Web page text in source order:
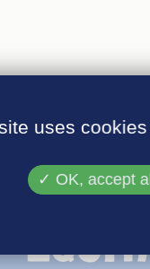
uses
OK, accept all